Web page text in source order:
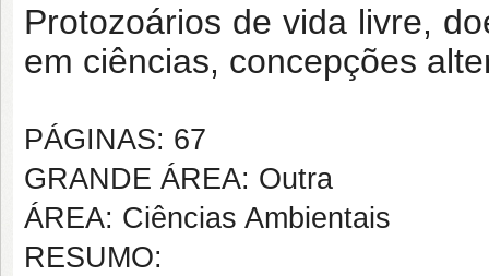
Protozoários de vida livre,
em ciências, concepções
PÁGINAS: 67
GRANDE ÁREA: Outra
ÁREA: Ciências Ambientais
RESUMO: